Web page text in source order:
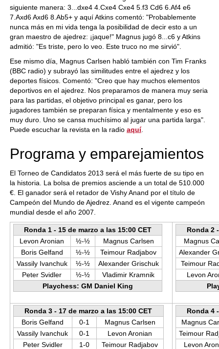
siguiente manera: 3...dxe4 4.Cxe4 Cxe4 5.f3 Cd6 6.Af4 e6
7.Axd6 Axd6 8.Ab5+ y aquí Atkins comentó: "Probablemente
nunca más en mi vida tenga la posibilidad de decir esto a un
gran maestro de ajedrez: ¡jaque!" Magnus jugó 8...c6 y Atkins
admitió: "Es triste, pero lo veo. Este truco no me sirvió".
Ese mismo día, Magnus Carlsen habló también con Tim Franks
(BBC radio) y subrayó las similitudes entre el ajedrez y los
deportes físicos. Comentó: "Creo que hay muchos elementos
deportivos en el ajedrez. Nos preparamos de manera muy seria
para las partidas, el objetivo principal es ganar, pero los
jugadores también se preparan física y mentalmente y eso es
muy duro. Uno se cansa muchísimo al jugar una partida larga".
Puede escuchar la revista en la radio aquí.
Programa y emparejamientos
El Torneo de Candidatos 2013 será el más fuerte de su tipo en
la historia. La bolsa de premios asciende a un total de 510.000
€. El ganador será el retador de Vishy Anand por el título de
Campeón del Mundo de Ajedrez. Anand es el vigente campeón
mundial desde el año 2007.
Ronda 1 - 15 de marzo a las 15:00 CET
Levon Aronian
½-½
Magnus Carlsen
Boris Gelfand
½-½
Teimour Radjabov
Vassily Ivanchuk
½-½
Alexander Grischuk
Peter Svidler
½-½
Vladimir Kramnik
Playchess: GM Daniel King
Ronda 2
Magnus
Alexander
Teimour
Levon
Ronda 3 - 17 de marzo a las 15:00 CET
Boris Gelfand
0-1
Magnus Carlsen
Vassily Ivanchuk
0-1
Levon Aronian
Peter Svidler
1-0
Teimour Radjabov
Ronda 4
Magnus
Teimour
Levon